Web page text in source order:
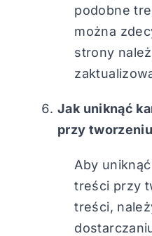
podobne
można
strony
Jak uniknąć
przy
Aby
treści przy
treści,